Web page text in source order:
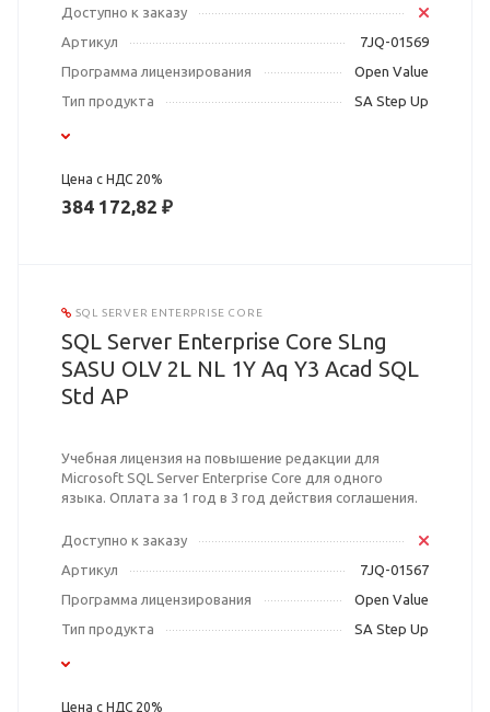
Доступно к заказу
Артикул
7JQ-01569
Программа лицензирования
Open Value
Тип продукта
SA Step Up
Цена с НДС 20%
384 172,82 ₽
SQL SERVER ENTERPRISE CORE
SQL Server Enterprise Core SLng
SASU OLV 2L NL 1Y Aq Y3 Acad SQL
Std AP
Учебная лицензия на повышение редакции для
Microsoft SQL Server Enterprise Core для одного
языка. Оплата за 1 год в 3 год действия соглашения.
Доступно к заказу
Артикул
7JQ-01567
Программа лицензирования
Open Value
Тип продукта
SA Step Up
Цена с НДС 20%